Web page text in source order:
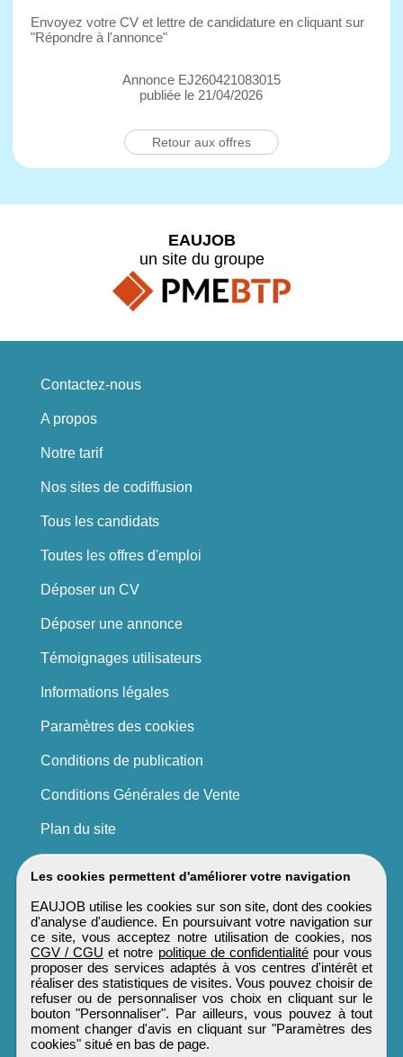
Envoyez votre CV et lettre de candidature en cliquant sur
"Répondre à l'annonce"
Annonce EJ260421083015
publiée le 21/04/2026
Retour aux offres
Les cookies permettent d'améliorer votre navigation
EAUJOB utilise les cookies sur son site, dont des cookies
d'analyse d'audience. En poursuivant votre navigation sur
ce site, vous acceptez notre utilisation de cookies, nos
CGV / CGU et notre politique de confidentialité pour vous
proposer des services adaptés à vos centres d'intérêt et
réaliser des statistiques de visites. Vous pouvez choisir de
refuser ou de personnaliser vos choix en cliquant sur le
bouton "Personnaliser". Par ailleurs, vous pouvez à tout
moment changer d'avis en cliquant sur "Paramètres des
cookies" situé en bas de page.
EAUJOB
un site du groupe
Contactez-nous
A propos
Notre tarif
Nos sites de codiffusion
Tous les candidats
Toutes les offres d'emploi
Déposer un CV
Déposer une annonce
Témoignages utilisateurs
Informations légales
Paramètres des cookies
Conditions de publication
Conditions Générales de Vente
Plan du site